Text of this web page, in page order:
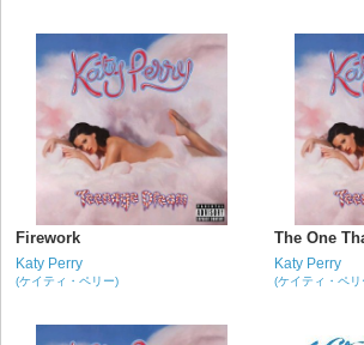
Firework
Katy Perry
(ケイティ・ペリー)
The One
Katy Perry
(ケイティ・ペリ